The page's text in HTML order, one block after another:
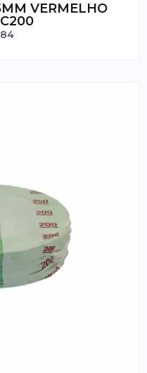
VERMELHO